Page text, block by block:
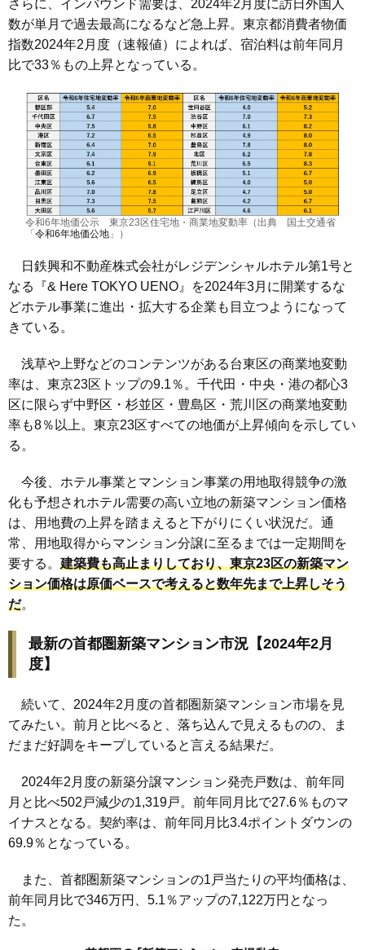
さらに、インバウンド需要は、2024年2月度に訪日外国人
数が単月で過去最高になるなど急上昇。東京都消費者物価
指数2024年2月度（速報値）によれば、宿泊料は前年同月
比で33％もの上昇となっている。
令和6年地価公示 東京23区住宅地・商業地変動率（出典 国土交通省
「令和6年地価公地 」）
日鉄興和不動産株式会社がレジデンシャルホテル第1号と
なる『& Here TOKYO UENO』を2024年3月に開業するな
どホテル事業に進出・拡大する企業も目立つようになって
きている。
浅草や上野などのコンテンツがある台東区の商業地変動
率は、東京23区トップの9.1％。千代田・中央・港の都心3
区に限らず中野区・杉並区・豊島区・荒川区の商業地変動
率も8％以上。東京23区すべての地価が上昇傾向を示してい
る。
今後、ホテル事業とマンション事業の用地取得競争の激
化も予想されホテル需要の高い立地の新築マンション価格
は、用地費の上昇を踏まえると下がりにくい状況だ。通
常、用地取得からマンション分譲に至るまでは一定期間を
要する。 建築費も高止まりしており、東京23区の新築マン
ション価格は原価ベースで考えると数年先まで上昇しそう
だ。
最新の首都圏新築マンション市況【2024年2月
度】
続いて、2024年2月度の首都圏新築マンション市場を見
てみたい。前月と比べると、落ち込んで見えるものの、ま
だまだ好調をキープしていると言える結果だ。
2024年2月度の新築分譲マンション発売戸数は、前年同
月と比べ502戸減少の1,319戸。前年同月比で27.6％ものマ
イナスとなる。契約率は、前年同月比3.4ポイントダウンの
69.9％となっている。
また、首都圏新築マンションの1戸当たりの平均価格は、
前年同月比で346万円、5.1％アップの7,122万円となっ
た。